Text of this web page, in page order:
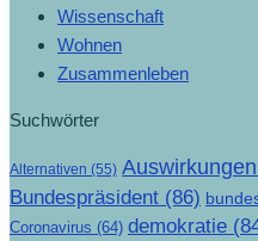
Wissenschaft
Wohnen
Zusammenleben
Suchwörter
Alternativen (55) Auswirkungen
Bundespräsident (86)
Coronavirus (64) demokratie